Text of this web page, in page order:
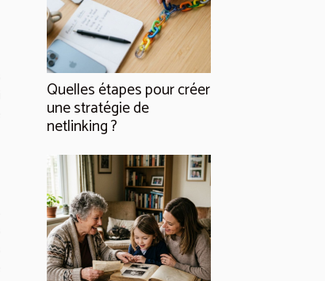
Quelles étapes pour créer
une stratégie de
netlinking ?